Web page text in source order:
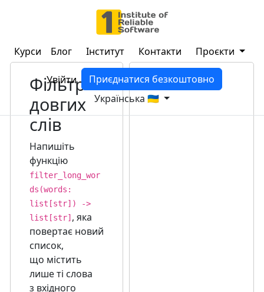
Курси Блог Інститут Контакти Проєкти
Увійти
Приєднатися безкоштовно
Українська 🇺🇦
Фільтр
довгих
слів
Напишіть
функцію
filter_long_wor
ds(words:
list[str]) ->
list[str] , яка
повертає новий
список,
що містить
лише ті слова
з вхідного